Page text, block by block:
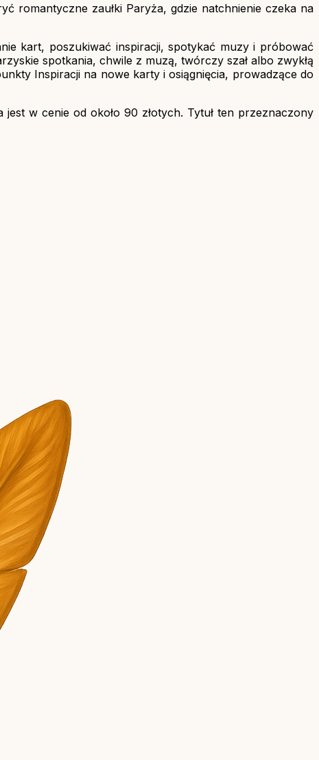
romantyczne zaułki Paryża, gdzie natchnienie czeka na
kart, poszukiwać inspiracji, spotykać muzy i próbować
spotkania, chwile z muzą, twórczy szał albo zwykłą
Inspiracji na nowe karty i osiągnięcia, prowadzące do
w cenie od około 90 złotych. Tytuł ten przeznaczony